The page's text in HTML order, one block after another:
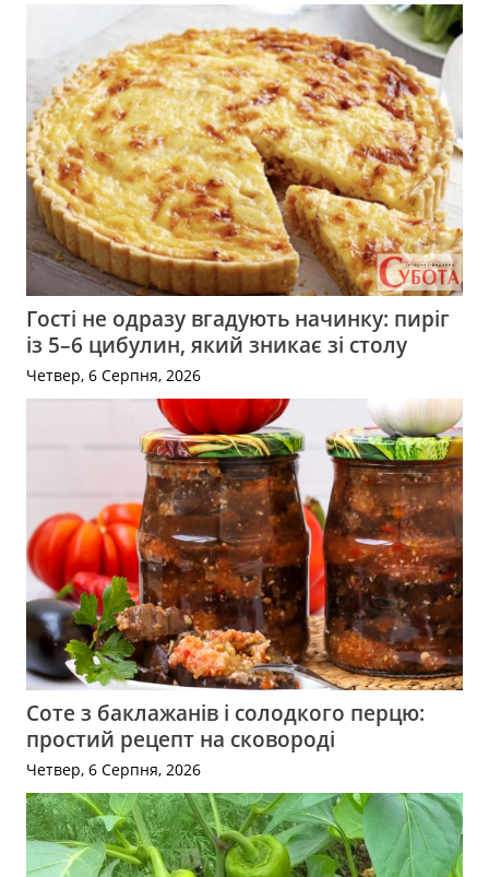
Гості не одразу вгадують начинку: пиріг
із 5–6 цибулин, який зникає зі столу
Четвер, 6 Серпня, 2026
Соте з баклажанів і солодкого перцю:
простий рецепт на сковороді
Четвер, 6 Серпня, 2026